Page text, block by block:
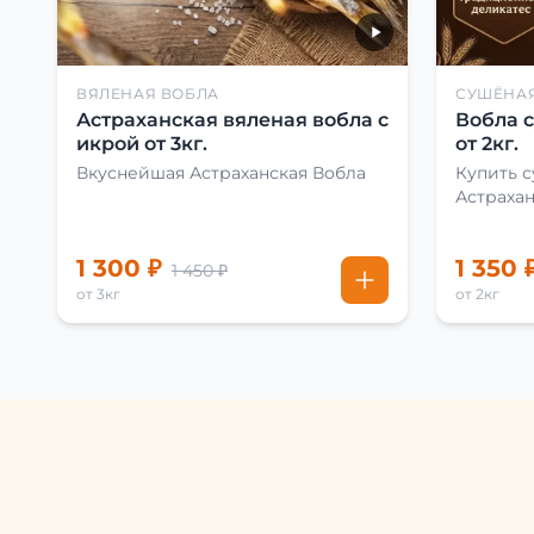
ВЯЛЕНАЯ ВОБЛА
Астраханская вяленая вобла с
икрой от 3кг.
Вкуснейшая Астраханская Вобла
1 300 ₽ 1 450 ₽
от 3кг
Вобла
от 2кг.
Купить
1 350
от 2кг